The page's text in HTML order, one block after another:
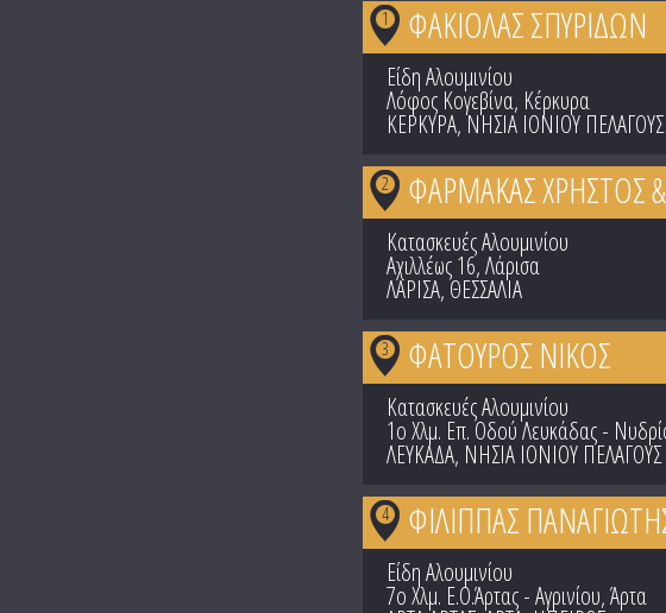
ΦΑΚΙΟΛΑΣ ΣΠΥΡΙΔΩΝ
1
Είδη Αλουμινίου
Λόφος Κογεβίνα, Κέρκυρα
ΚΕΡΚΥΡΑ,ΝΗΣΙΑ ΙΟΝΙΟΥ ΠΕΛΑΓΟΥΣ
ΦΑΡΜΑΚΑΣ ΧΡΗΣΤΟΣ
2
Κατασκευές Αλουμινίου
Αχιλλέως 16, Λάρισα
ΛΑΡΙΣΑ,ΘΕΣΣΑΛΙΑ
ΦΑΤΟΥΡΟΣ ΝΙΚΟΣ
3
Κατασκευές Αλουμινίου
1ο Χλμ. Επ. Οδού Λευκάδας -
ΛΕΥΚΑΔΑ, ΝΗΣΙΑ ΙΟΝΙΟΥ ΠΕΛΑΓΟΥΣ
ΦΙΛΙΠΠΑΣ
4
Είδη Αλουμινίου
7ο Χλμ. Ε.Ο.Άρτας - Αγρινίου, Άρτα